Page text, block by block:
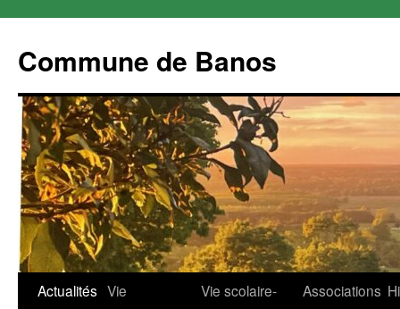
Commune de Banos
Aller
Actualités Vie
Vie scolaire-
Associations